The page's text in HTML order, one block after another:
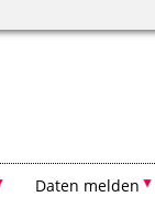
Daten melden